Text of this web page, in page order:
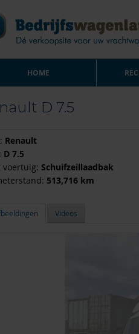
HOME
D 7.5
Renault
D 7.5
voertuig: Schuifzeillaadbak
513,716 km
Videos